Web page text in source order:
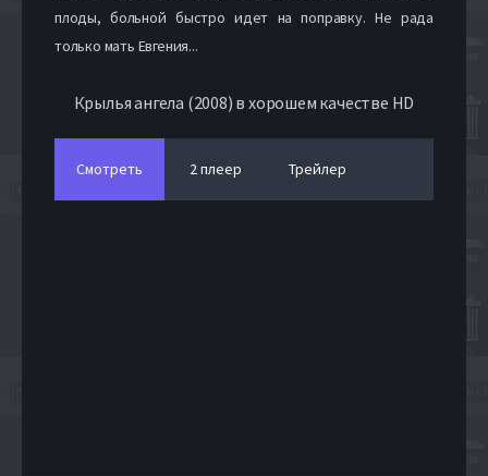
плоды, больной быстро идет на поправку. Не рада
только мать Евгения...
Крылья ангела (2008) в хорошем качестве HD
Смотреть 2 плеер Трейлер